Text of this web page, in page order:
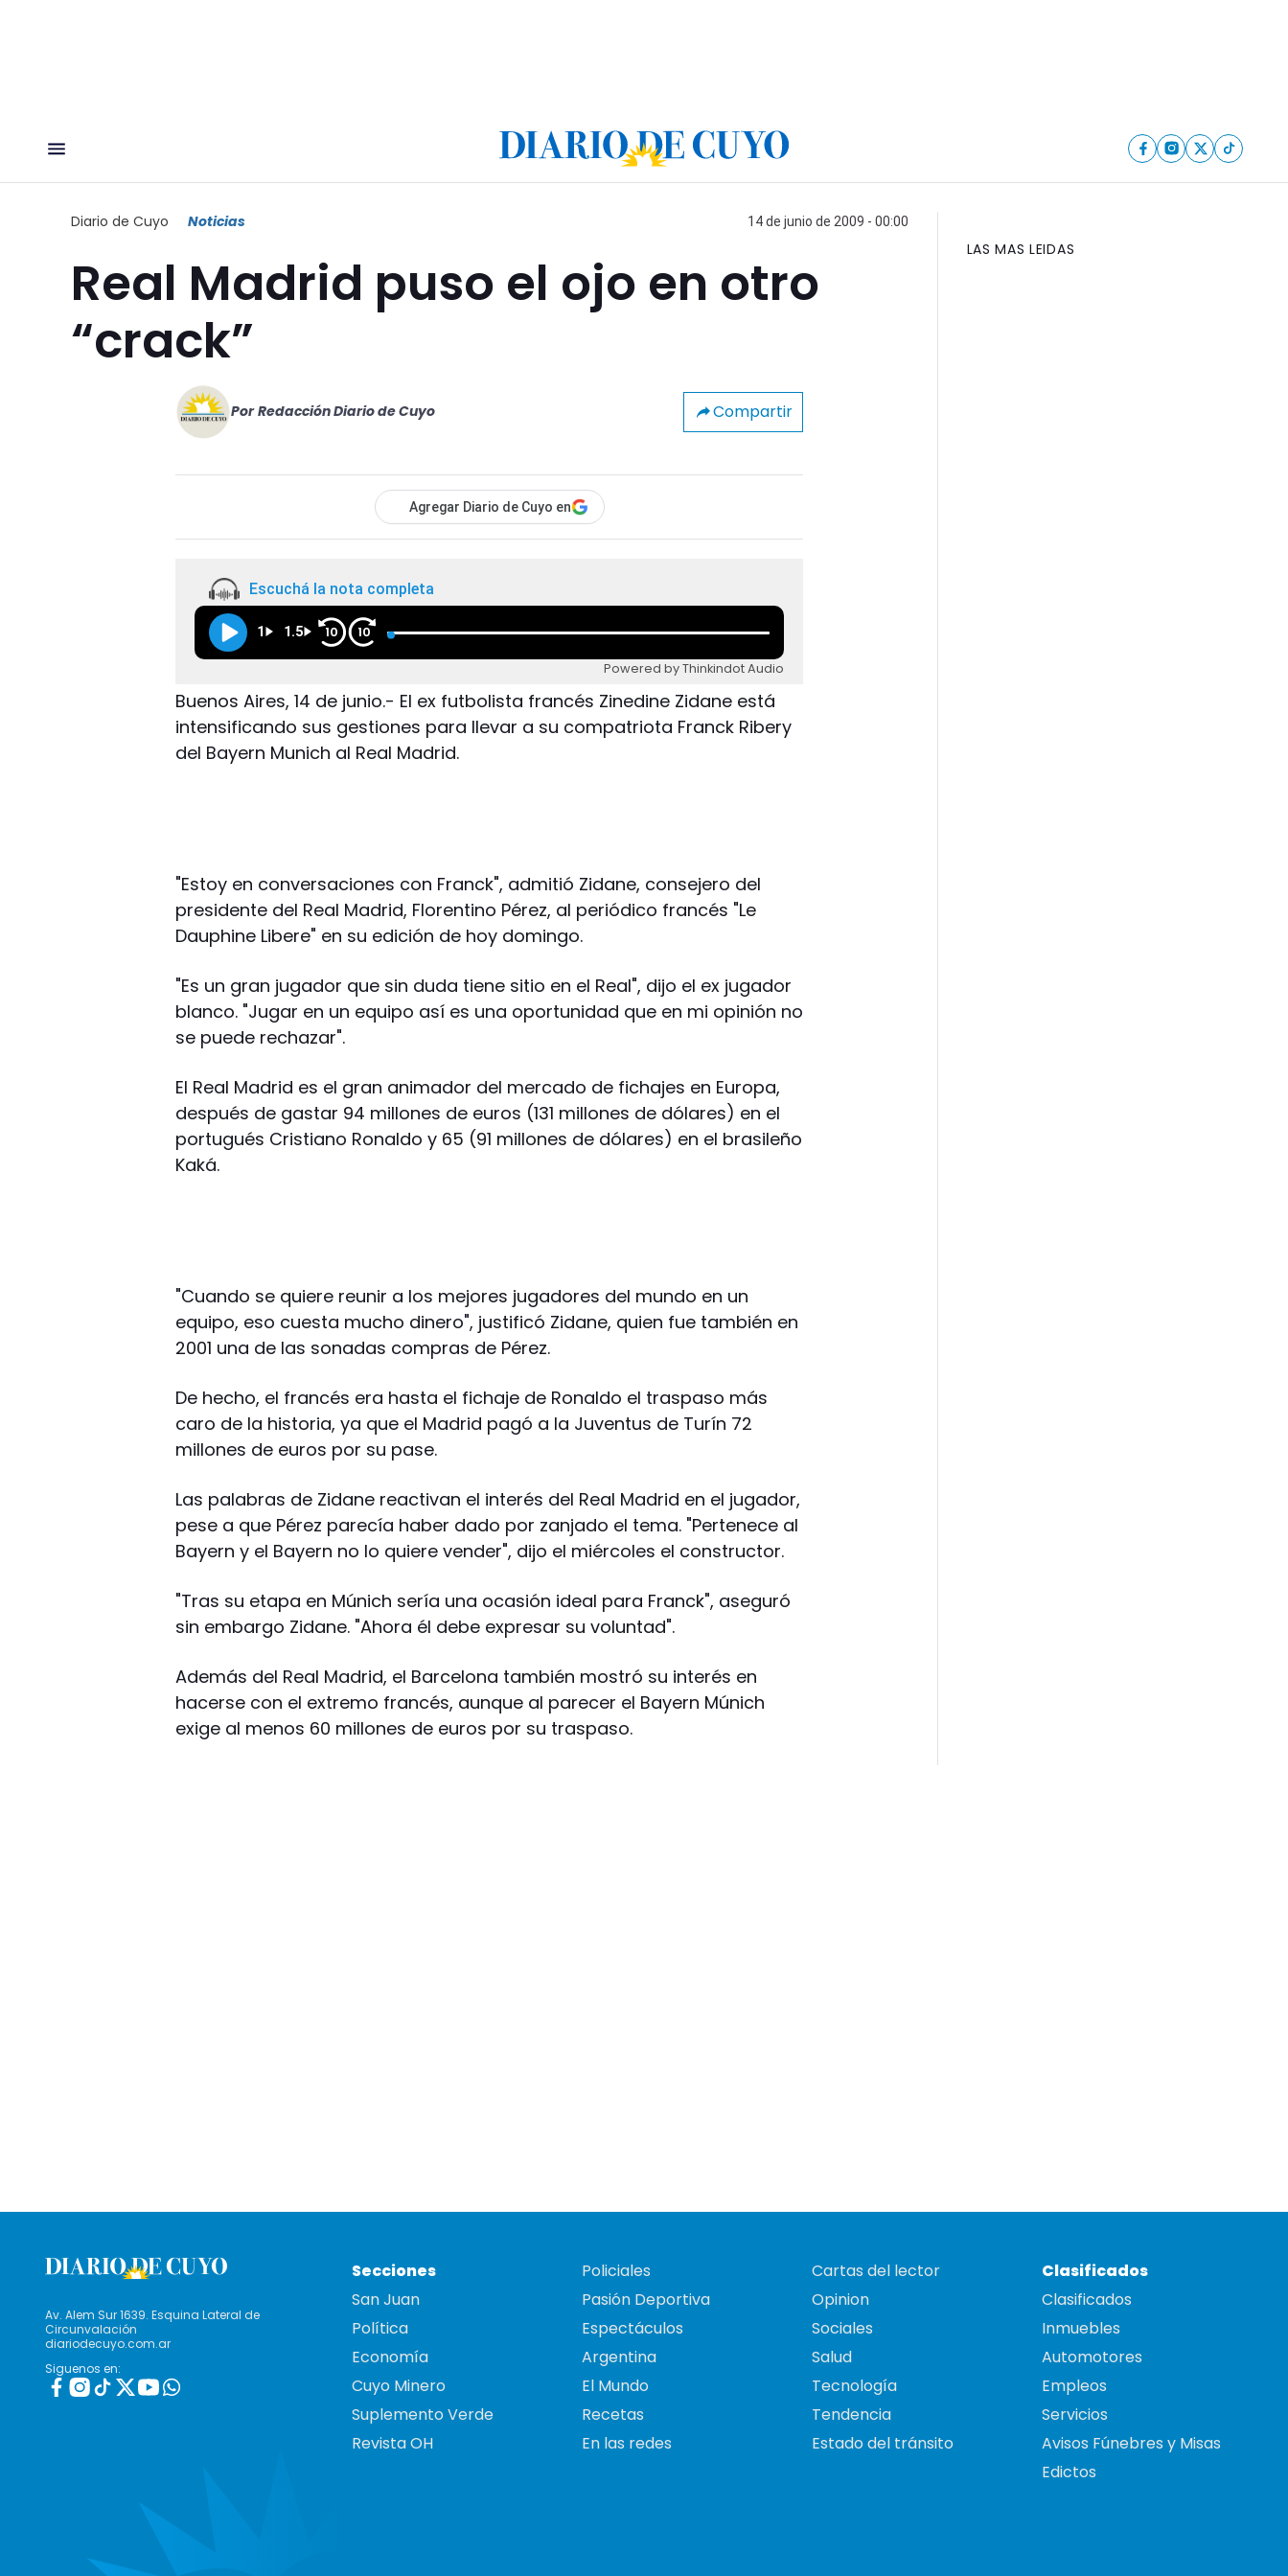
Diario de Cuyo Noticias 14 de junio de 2009 - 00:00
Real Madrid puso el ojo en otro
“crack”
Por Redacción Diario de Cuyo Compartir
Agregar Diario de Cuyo en
Escuchá la nota completa
1 1.5 10 10
Powered by Thinkindot Audio
Buenos Aires, 14 de junio.- El ex futbolista francés Zinedine Zidane está
intensificando sus gestiones para llevar a su compatriota Franck Ribery
del Bayern Munich al Real Madrid.
"Estoy en conversaciones con Franck", admitió Zidane, consejero del
presidente del Real Madrid, Florentino Pérez, al periódico francés "Le
Dauphine Libere" en su edición de hoy domingo.
"Es un gran jugador que sin duda tiene sitio en el Real", dijo el ex jugador
blanco. "Jugar en un equipo así es una oportunidad que en mi opinión no
se puede rechazar".
El Real Madrid es el gran animador del mercado de fichajes en Europa,
después de gastar 94 millones de euros (131 millones de dólares) en el
portugués Cristiano Ronaldo y 65 (91 millones de dólares) en el brasileño
Kaká.
"Cuando se quiere reunir a los mejores jugadores del mundo en un
equipo, eso cuesta mucho dinero", justificó Zidane, quien fue también en
2001 una de las sonadas compras de Pérez.
De hecho, el francés era hasta el fichaje de Ronaldo el traspaso más
caro de la historia, ya que el Madrid pagó a la Juventus de Turín 72
millones de euros por su pase.
Las palabras de Zidane reactivan el interés del Real Madrid en el jugador,
pese a que Pérez parecía haber dado por zanjado el tema. "Pertenece al
Bayern y el Bayern no lo quiere vender", dijo el miércoles el constructor.
"Tras su etapa en Múnich sería una ocasión ideal para Franck", aseguró
sin embargo Zidane. "Ahora él debe expresar su voluntad".
Además del Real Madrid, el Barcelona también mostró su interés en
hacerse con el extremo francés, aunque al parecer el Bayern Múnich
exige al menos 60 millones de euros por su traspaso.
LAS MAS LEIDAS
Av. Alem Sur 1639. Esquina Lateral de
Circunvalación
diariodecuyo.com.ar
Siguenos en:
Secciones
San Juan
Política
Economía
Cuyo Minero
Suplemento Verde
Revista OH
Policiales
Pasión Deportiva
Espectáculos
Argentina
El Mundo
Recetas
En las redes
Cartas del lector
Opinion
Sociales
Salud
Tecnología
Tendencia
Estado del tránsito
Clasificados
Clasificados
Inmuebles
Automotores
Empleos
Servicios
Avisos Fúnebres y Misas
Edictos